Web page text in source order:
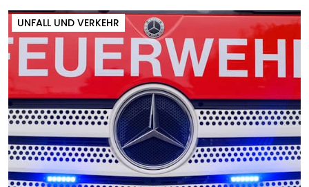
UNFALL UND VERKEHR